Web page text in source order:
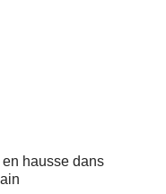
hausse dans